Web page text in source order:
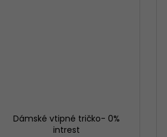
Dámské vtipné tričko- 0%
intrest